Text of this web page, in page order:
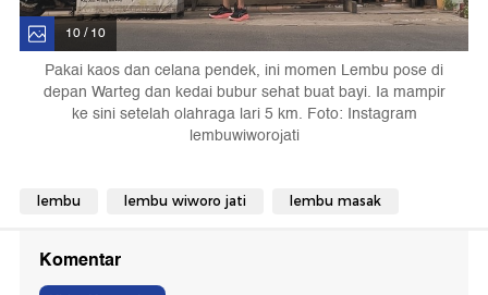
10 / 10
Pakai kaos dan celana pendek, ini momen Lembu pose di
depan Warteg dan kedai bubur sehat buat bayi. Ia mampir
ke sini setelah olahraga lari 5 km. Foto: Instagram
lembuwiworojati
lembu lembu wiworo jati lembu masak
Komentar